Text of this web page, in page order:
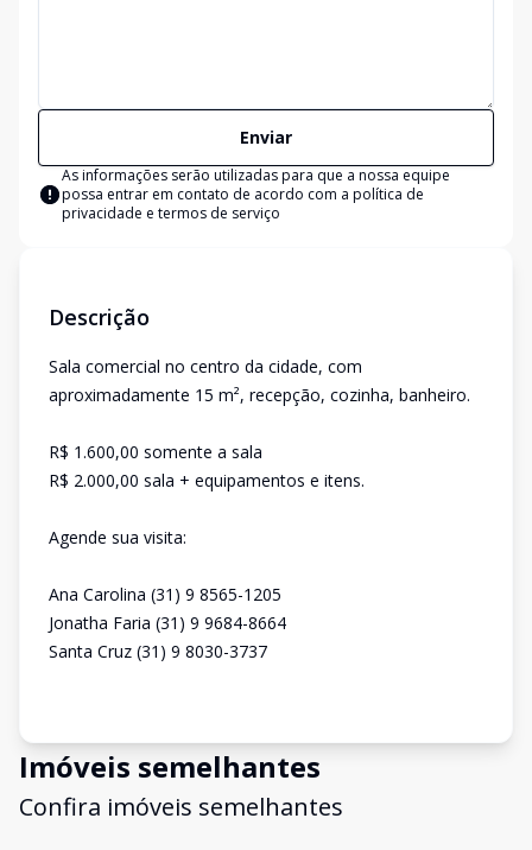
Enviar
As informações serão utilizadas para que a nossa equipe
possa entrar em contato de acordo com a política de
privacidade e termos de serviço
Descrição
Sala comercial no centro da cidade, com
aproximadamente 15 m², recepção, cozinha, banheiro.
R$ 1.600,00 somente a sala
R$ 2.000,00 sala + equipamentos e itens.
Agende sua visita:
Ana Carolina (31) 9 8565-1205
Jonatha Faria (31) 9 9684-8664
Santa Cruz (31) 9 8030-3737
Imóveis semelhantes
Confira imóveis semelhantes